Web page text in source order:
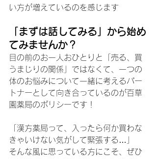
い方が増えているのを感じます
​「まずは話してみる」から始め
てみませんか？
​目の前のお一人おひとりと「売る、買
うまじりの関係」ではなくて、一つの
体のお悩みについて一緒に考えるパー
トナーとして向き合っているのが百草
園薬局のポリシーです！
​「漢方薬局って、入ったら何か買わな
きゃいけない気がして緊張する…」
​そんな風に思っている方にこそ、ぜひ